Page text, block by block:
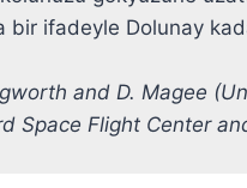
bir ifadeyle Dolunay
and D. Magee
Space Flight Center